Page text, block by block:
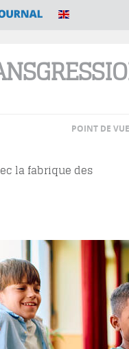
POINT DE VUE
la fabrique des